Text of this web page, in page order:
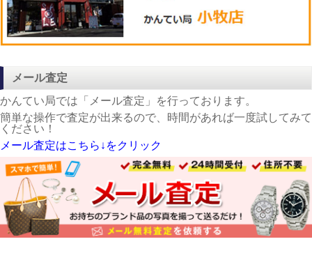
メール査定
かんてい局では「メール査定」を行っております。
簡単な操作で査定が出来るので、時間があれば一度試してみて
ください！
メール査定はこちら↓をクリック